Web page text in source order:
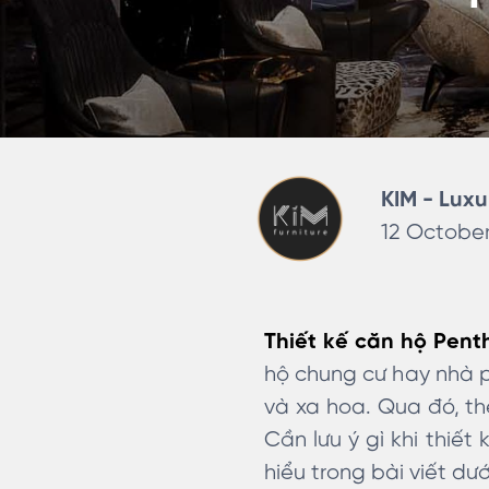
KIM -
12
Thiết kế căn hộ
hộ chung cư hay nhà
và xa hoa. Qua đó,
Cần lưu ý gì khi thiết
hiểu trong bài viết